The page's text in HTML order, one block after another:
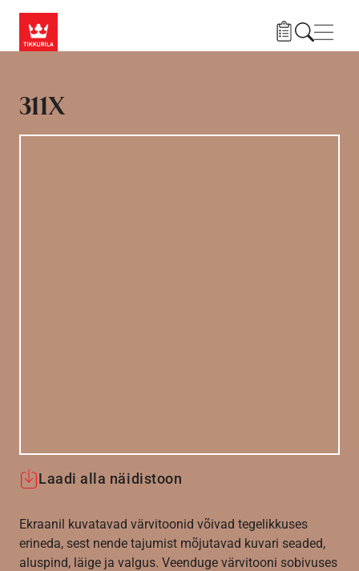
311X
Laadi alla näidistoon
Ekraanil kuvatavad värvitoonid võivad tegelikkuses
erineda, sest nende tajumist mõjutavad kuvari seaded,
aluspind, läige ja valgus. Veenduge värvitooni sobivuses